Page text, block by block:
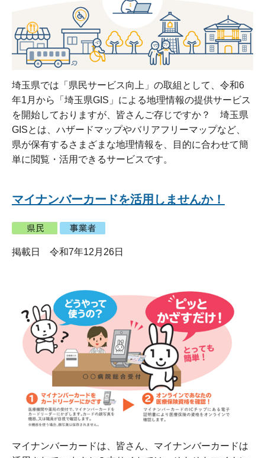
埼玉県では「県民サービス向上」の取組として、令和6
年1月から「埼玉県GIS」による地理情報の提供サービス
を開始しておりますが、皆さんご存じですか？ 埼玉県
GISとは、ハザードマップやバリアフリーマップなど、
県が保有するさまざまな地理情報を、目的に合わせて簡
単に閲覧・活用できるサービスです。
マイナンバーカードを活用しませんか！
掲載日 令和7年12月26日
マイナンバーカードは、皆さん、マイナンバーカードは